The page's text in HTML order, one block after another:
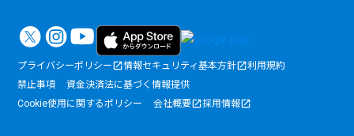
プライバシーポリシー 情報セキュリティ基本方針
利用規約
禁止事項
資金決済法に基づく情報提供
Cookie使用に関するポリシー
会社概要 採用情報